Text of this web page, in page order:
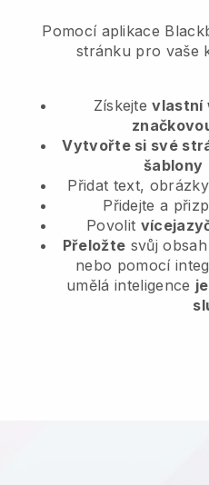
Pomocí aplikace
stránku pro vaše
Získejtevlastní
Vytvořte si své
šablony
Přidat text,
Přidejte a
Povolit
Přeložte svůj
nebo pomocí
umělá inteligence